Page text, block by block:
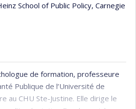
School of Public Policy, Carnegie
de formation, professeure
Publique de l’Université de
au CHU Ste-Justine. Elle dirige le